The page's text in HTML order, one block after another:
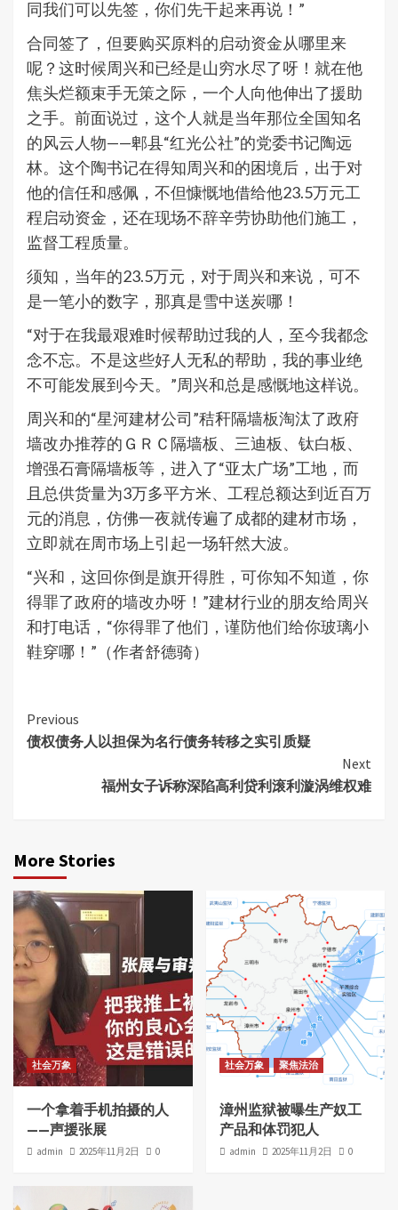
同我们可以先签，你们先干起来再说！”
合同签了，但要购买原料的启动资金从哪里来
呢？这时候周兴和已经是山穷水尽了呀！就在他
焦头烂额束手无策之际，一个人向他伸出了援助
之手。前面说过，这个人就是当年那位全国知名
的风云人物——郫县“红光公社”的党委书记陶远
林。这个陶书记在得知周兴和的困境后，出于对
他的信任和感佩，不但慷慨地借给他23.5万元工
程启动资金，还在现场不辞辛劳协助他们施工，
监督工程质量。
须知，当年的23.5万元，对于周兴和来说，可不
是一笔小的数字，那真是雪中送炭哪！
“对于在我最艰难时候帮助过我的人，至今我都念
念不忘。不是这些好人无私的帮助，我的事业绝
不可能发展到今天。”周兴和总是感慨地这样说。
周兴和的“星河建材公司”秸秆隔墙板淘汰了政府
墙改办推荐的ＧＲＣ隔墙板、三迪板、钛白板、
增强石膏隔墙板等，进入了“亚太广场”工地，而
且总供货量为3万多平方米、工程总额达到近百万
元的消息，仿佛一夜就传遍了成都的建材市场，
立即就在周市场上引起一场轩然大波。
“兴和，这回你倒是旗开得胜，可你知不知道，你
得罪了政府的墙改办呀！”建材行业的朋友给周兴
和打电话，“你得罪了他们，谨防他们给你玻璃小
鞋穿哪！”（作者舒德骑）
Continue
Reading
Previous
债权债务人以担保为名行债务转移之实引质疑
Next
福州女子诉称深陷高利贷利滚利漩涡维权难
More Stories
社会万象
一个拿着手机拍摄的人
——声援张展
admin 2025年11月2日 0
社会万象 聚焦法治
漳州监狱被曝生产奴工
产品和体罚犯人
admin 2025年11月2日 0